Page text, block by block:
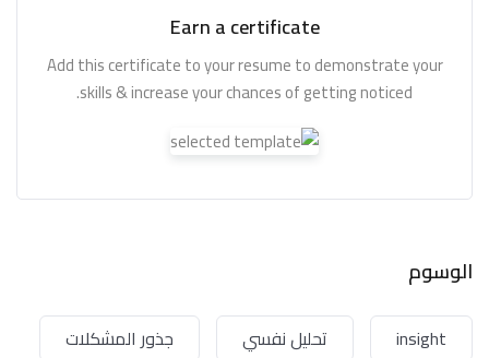
Earn a certificate
Add this certificate to your resume to demonstrate your
skills & increase your chances of getting noticed.
الوسوم
insight تحليل نفسي جذور المشكلات